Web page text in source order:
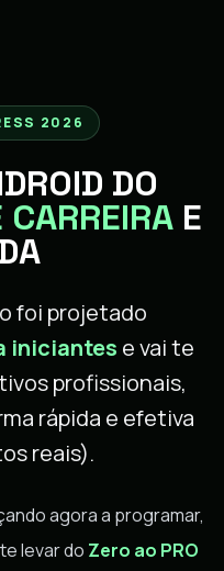
2026
DO
CARREIRA E
foi projetado
iniciantes e vai te
profissionais,
rápida e efetiva
reais).
agora a programar,
levar do Zero ao PRO